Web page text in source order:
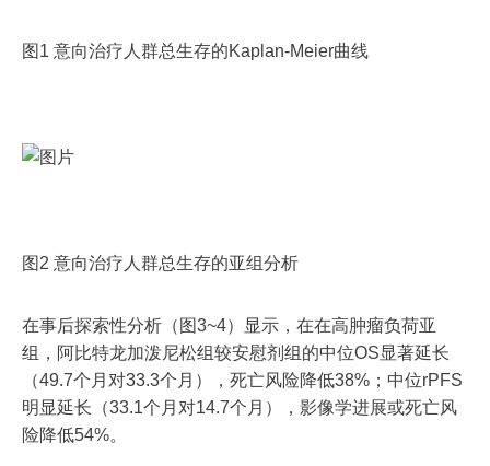
图1 意向治疗人群总生存的Kaplan-Meier曲线
图2 意向治疗人群总生存的亚组分析
在事后探索性分析（图3~4）显示，在在高肿瘤负荷亚
组，阿比特龙加泼尼松组较安慰剂组的中位OS显著延长
（49.7个月对33.3个月），死亡风险降低38%；中位rPFS
明显延长（33.1个月对14.7个月），影像学进展或死亡风
险降低54%。